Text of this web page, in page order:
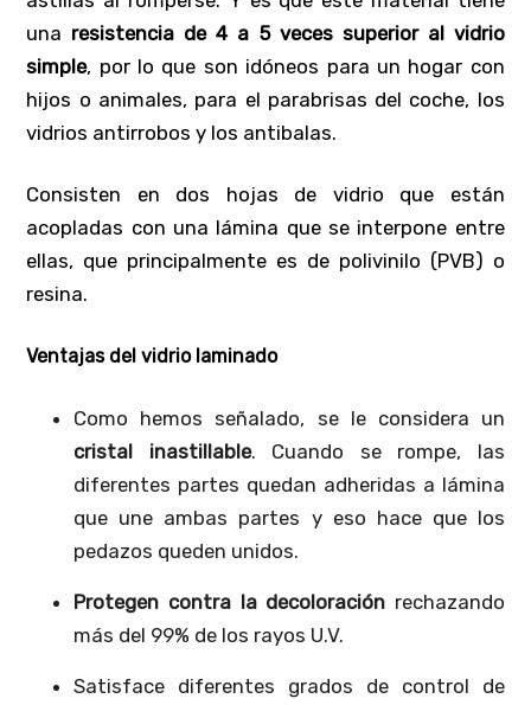
una resistencia de 4 a 5 veces superior al vidrio
simple, por lo que son idóneos para un hogar con
hijos o animales, para el parabrisas del coche, los
vidrios antirrobos y los antibalas.
Consisten en dos hojas de vidrio que están
acopladas con una lámina que se interpone entre
ellas, que principalmente es de polivinilo (PVB) o
resina.
Ventajas del vidrio laminado
Como hemos señalado, se le considera un
cristal inastillable. Cuando se rompe, las
diferentes partes quedan adheridas a lámina
que une ambas partes y eso hace que los
pedazos queden unidos.
Protegen contra la decoloración rechazando
más del 99% de los rayos U.V.
Satisface diferentes grados de control de